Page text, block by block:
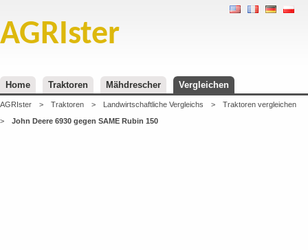
AGRIster
Home Traktoren Mähdrescher Vergleichen
AGRIster > Traktoren > Landwirtschaftliche Vergleichs >
Traktoren vergleichen
>
John Deere 6930 gegen SAME Rubin 150